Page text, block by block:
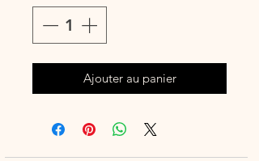
Ajouter au panier